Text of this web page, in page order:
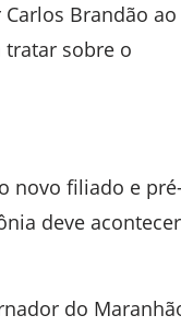
Brandão ao
tratar sobre o
novo filiado e pré-
deve acontecer
do